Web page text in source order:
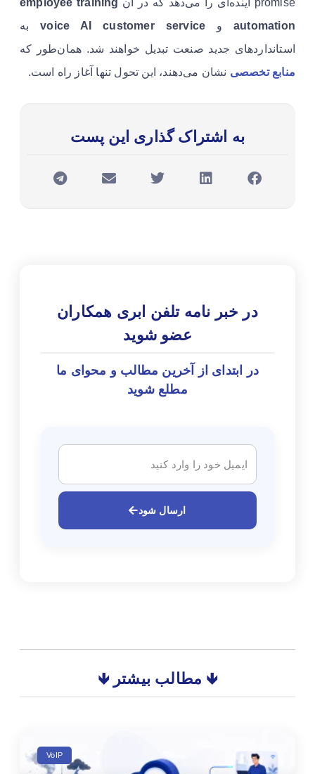
promise آینده‌ای را می‌دهد که در آن
employee training
automation و voice AI customer serviceبه
استانداردهای جدید صنعت تبدیل خواهند شد. همان‌طور که
منابع تخصصی نشان می‌دهند، این تحول تنها آغاز راه است.
به اشتراک گذاری این پست
در خبر نامه تلفن ابری همکاران
عضو شوید
در ابتدای از آخرین مطالب و محوای ما
مطلع شوید
ارسال شود
🡻 مطالب بیشتر 🡻
VoIP